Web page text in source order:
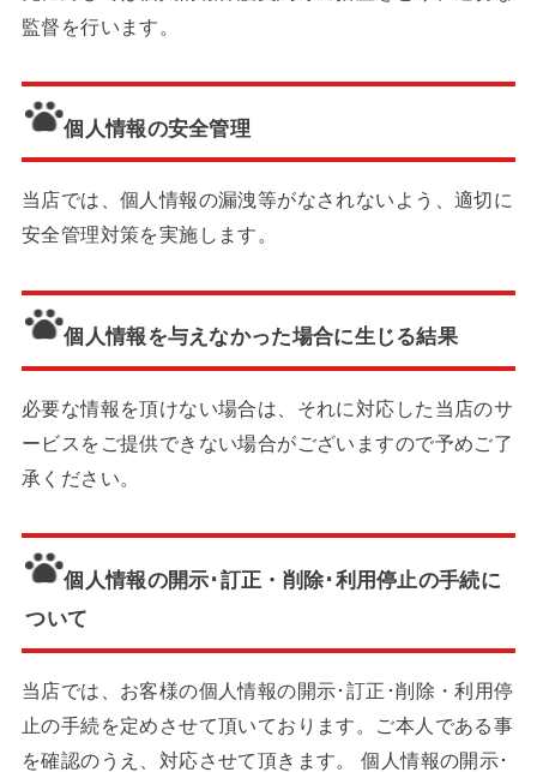
監督を行います。
個人情報の安全管理
当店では、個人情報の漏洩等がなされないよう、適切に
安全管理対策を実施します。
個人情報を与えなかった場合に生じる結果
必要な情報を頂けない場合は、それに対応した当店のサ
ービスをご提供できない場合がございますので予めご了
承ください。
個人情報の開示･訂正・削除･利用停止の手続に
ついて
当店では、お客様の個人情報の開示･訂正･削除・利用停
止の手続を定めさせて頂いております。ご本人である事
を確認のうえ、対応させて頂きます。 個人情報の開示･